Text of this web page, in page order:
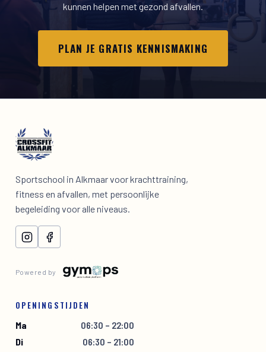
kunnen helpen met gezond afvallen.
PLAN JE GRATIS KENNISMAKING
Sportschool in Alkmaar voor krachttraining,
fitness en afvallen, met persoonlijke
begeleiding voor alle niveaus.
Powered by
OPENINGSTIJDEN
Ma
06:30 – 22:00
Di
06:30 – 21:00